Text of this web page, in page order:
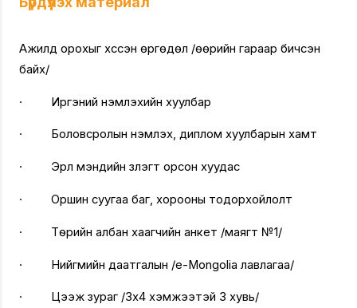
Ажилд орохыг хүссэн өргөдөл /өөрийн гараар бичсэн
байх/
· Иргэний үнэмлэхийн хуулбар
· Боловсролын үнэмлэх, диплом хуулбарын хамт
· Эрүүл мэндийн үзлэгт орсон хуудас
· Оршин суугаа баг, хорооны тодорхойлолт
· Төрийн албан хаагчийн анкет /маягт №1/
· Нийгмийн даатгалын /e-Mongolia лавлагаа/
· Цээж зураг /3х4 хэмжээтэй 3 хувь/